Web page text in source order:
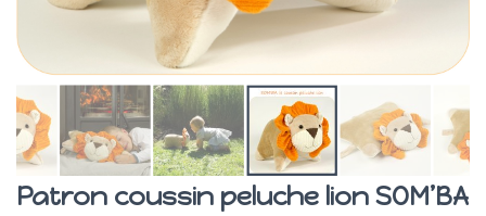
Patron coussin peluche lion SOM’BA